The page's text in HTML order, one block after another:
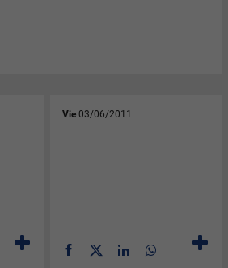
Vie 03/06/2011